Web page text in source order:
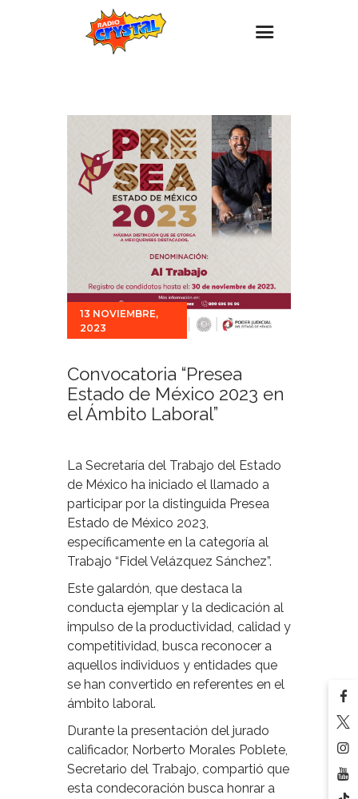
Estaciones
Eventos
Promociones
Noticias
13 NOVIEMBRE,
2023
Convocatoria “Presea
Estado de México 2023 en
el Ámbito Laboral”
La Secretaría del Trabajo del Estado
de México ha iniciado el llamado a
participar por la distinguida Presea
Estado de México 2023,
específicamente en la categoría al
Trabajo “Fidel Velázquez Sánchez”.
Este galardón, que destaca la
conducta ejemplar y la dedicación al
impulso de la productividad, calidad y
competitividad, busca reconocer a
aquellos individuos y entidades que
se han convertido en referentes en el
ámbito laboral.
Durante la presentación del jurado
calificador, Norberto Morales Poblete,
Secretario del Trabajo, compartió que
esta condecoración busca honrar a